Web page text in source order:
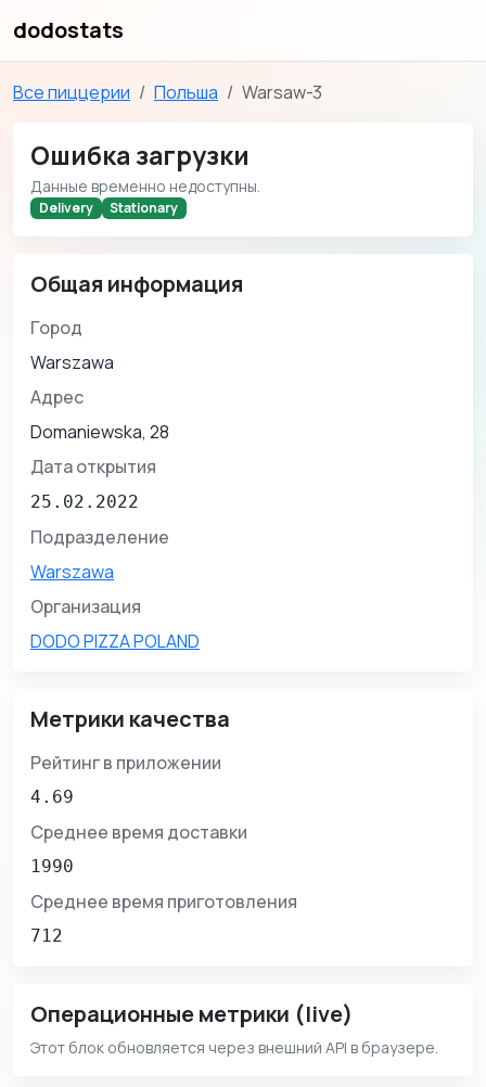
dodostats
Все пиццерии Польша Warsaw-3
Ошибка загрузки
Данные временно недоступны.
Delivery Stationary
Общая информация
Город
Warszawa
Адрес
Domaniewska, 28
Дата открытия
25.02.2022
Подразделение
Warszawa
Организация
DODO PIZZA POLAND
Метрики качества
Рейтинг в приложении
4.69
Среднее время доставки
1990
Среднее время приготовления
712
Операционные метрики (live)
Этот блок обновляется через внешний API в браузере.